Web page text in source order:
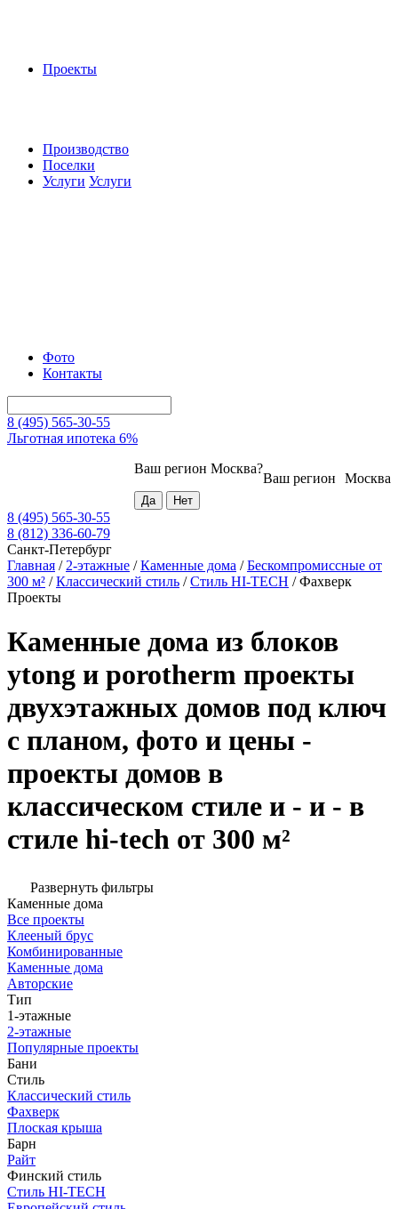
Проекты
Производство
Поселки
Услуги Услуги
Фото
Контакты
8 (495) 565-30-55
Льготная ипотека 6%
Москва
Ваш регион
Ваш регион Москва?
8 (495) 565-30-55
8 (812) 336-60-79
Санкт-Петербург
Главная / 2-этажные /Каменные дома /Бескомпромиссные от
300 м² /Классический стиль /Стиль HI-TECH /Фахверк
Проекты
Каменные дома из блоков
ytong и porotherm проекты
двухэтажных домов под ключ
с планом, фото и цены -
проекты домов в
классическом стиле и - и - в
стиле hi-tech от 300 м²
Развернуть фильтры
Каменные дома
Все проекты
Клееный брус
Комбинированные
Каменные дома
Авторские
Тип
1-этажные
2-этажные
Популярные проекты
Бани
Стиль
Классический стиль
Фахверк
Плоская крыша
Барн
Райт
Финский стиль
Стиль HI-TECH